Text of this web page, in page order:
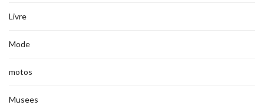
Livre
Mode
motos
Musees